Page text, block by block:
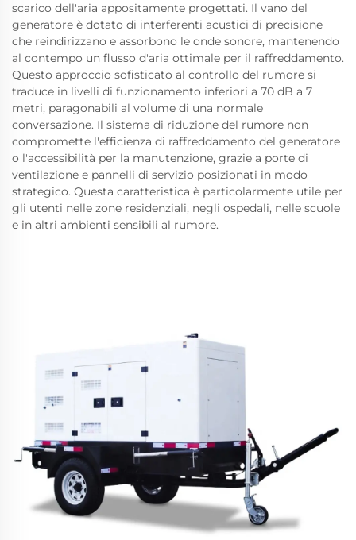
scarico dell'aria appositamente progettati. Il vano del
generatore è dotato di interferenti acustici di precisione
che reindirizzano e assorbono le onde sonore, mantenendo
al contempo un flusso d'aria ottimale per il raffreddamento.
Questo approccio sofisticato al controllo del rumore si
traduce in livelli di funzionamento inferiori a 70 dB a 7
metri, paragonabili al volume di una normale
conversazione. Il sistema di riduzione del rumore non
compromette l'efficienza di raffreddamento del generatore
o l'accessibilità per la manutenzione, grazie a porte di
ventilazione e pannelli di servizio posizionati in modo
strategico. Questa caratteristica è particolarmente utile per
gli utenti nelle zone residenziali, negli ospedali, nelle scuole
e in altri ambienti sensibili al rumore.